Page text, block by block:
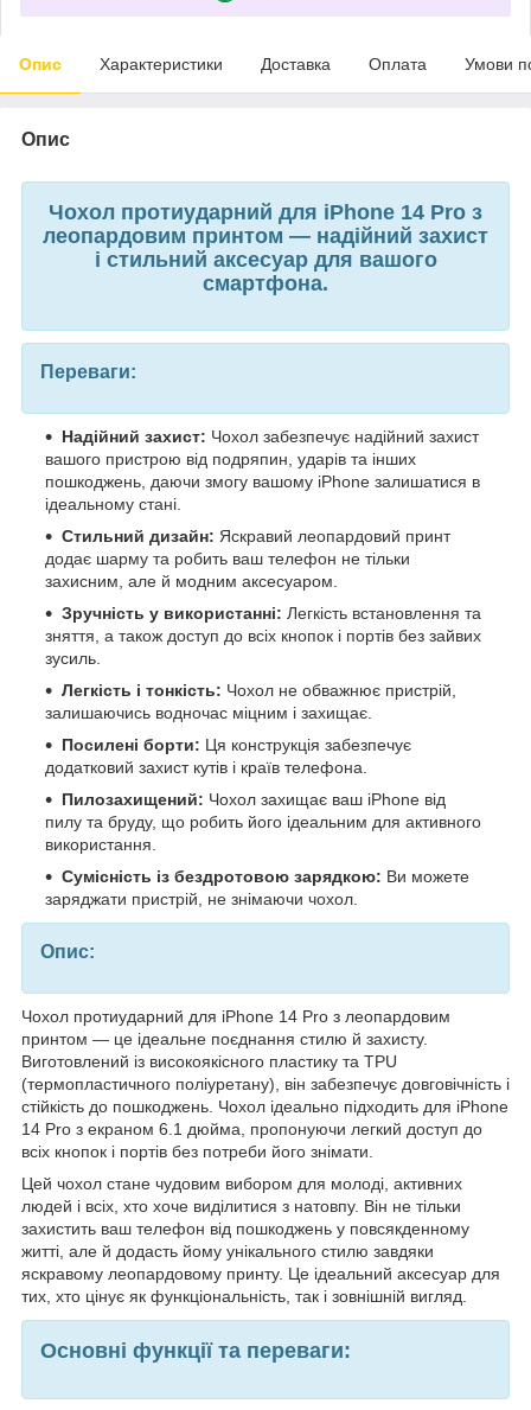
Опис Характеристики Доставка Оплата Умови
Опис
Чохол протиударний для iPhone 14 Pro з
леопардовим принтом — надійний захист
і стильний аксесуар для вашого
смартфона.
Переваги:
Надійний захист: Чохол забезпечує надійний захист
вашого пристрою від подряпин, ударів та інших
пошкоджень, даючи змогу вашому iPhone залишатися в
ідеальному стані.
Стильний дизайн: Яскравий леопардовий принт
додає шарму та робить ваш телефон не тільки
захисним, але й модним аксесуаром.
Зручність у використанні: Легкість встановлення та
зняття, а також доступ до всіх кнопок і портів без зайвих
зусиль.
Легкість і тонкість: Чохол не обважнює пристрій,
залишаючись водночас міцним і захищає.
Посилені борти: Ця конструкція забезпечує
додатковий захист кутів і країв телефона.
Пилозахищений: Чохол захищає ваш iPhone від
пилу та бруду, що робить його ідеальним для активного
використання.
Сумісність із бездротовою зарядкою: Ви можете
заряджати пристрій, не знімаючи чохол.
Опис:
Чохол протиударний для iPhone 14 Pro з леопардовим
принтом — це ідеальне поєднання стилю й захисту.
Виготовлений із високоякісного пластику та TPU
(термопластичного поліуретану), він забезпечує довговічність і
стійкість до пошкоджень. Чохол ідеально підходить для iPhone
14 Pro з екраном 6.1 дюйма, пропонуючи легкий доступ до
всіх кнопок і портів без потреби його знімати.
Цей чохол стане чудовим вибором для молоді, активних
людей і всіх, хто хоче виділитися з натовпу. Він не тільки
захистить ваш телефон від пошкоджень у повсякденному
житті, але й додасть йому унікального стилю завдяки
яскравому леопардовому принту. Це ідеальний аксесуар для
тих, хто цінує як функціональність, так і зовнішній вигляд.
Основні функції та переваги: